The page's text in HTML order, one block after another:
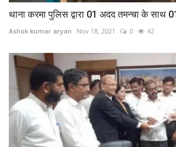
थाना करमा पुलिस द्वारा 01 अदद तमन्चा के साथ
Ashok kumar aryan Nov 18, 2021 0 42